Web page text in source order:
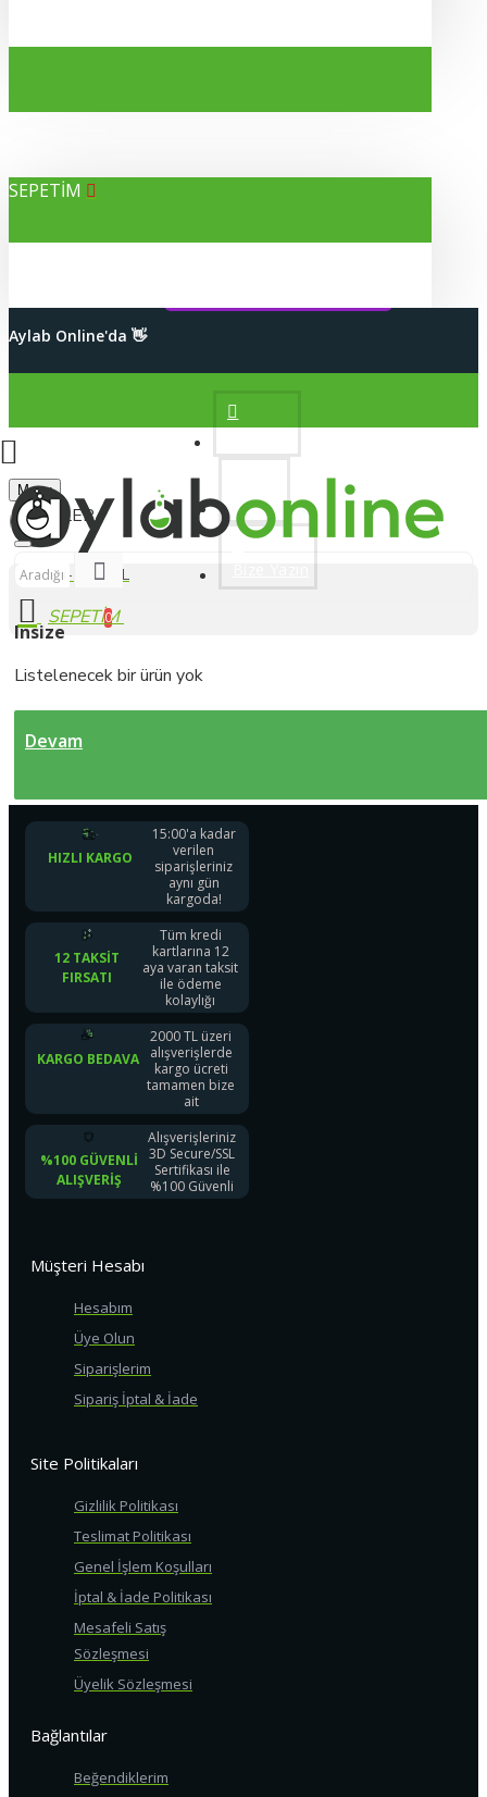
SEPETİM
Aylab Online'da 👋
Siparişleriniz Hızlı Kargoda
Üye Ol
Menu
0 ürün - 0,00 TL
0
Insize
Listelenecek bir ürün yok
Devam
HIZLI KARGO
15:00'a kadar
verilen
siparişleriniz
aynı gün
kargoda!
12 TAKSIT
FIRSATI
Tüm kredi
kartlarına 12
aya varan taksit
ile ödeme
kolaylığı
KARGO BEDAVA
2000 TL üzeri
alışverişlerde
kargo ücreti
tamamen bize
ait
%100 GÜVENLI
ALIŞVERIŞ
Alışverişleriniz
3D Secure/SSL
Sertifikası ile
%100 Güvenli
Müşteri Hesabı
Hesabım
Üye Olun
Siparişlerim
Sipariş İptal & İade
Site Politikaları
Gizlilik Politikası
Teslimat Politikası
Genel İşlem Koşulları
İptal & İade Politikası
Mesafeli Satış
Sözleşmesi
Üyelik Sözleşmesi
Bağlantılar
Beğendiklerim